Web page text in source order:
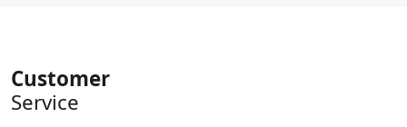
Customer
Service